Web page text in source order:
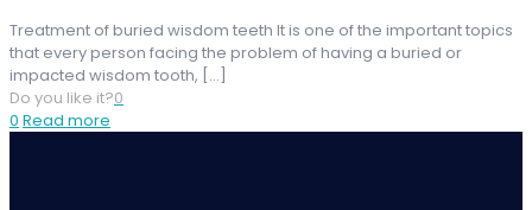
Treatment of buried wisdom teeth It is one of the important topics
that every person facing the problem of having a buried or
impacted wisdom tooth, […]
Do you like it?0
0 Read more